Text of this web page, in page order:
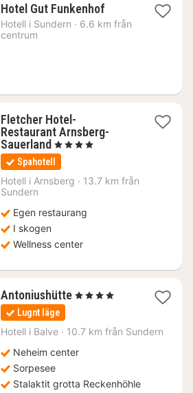
Hotel Gut Funkenhof1
natt
Hotell i Sundern · 6.6 km från
centrum
Fletcher Hotel-
Restaurant Arnsberg-
Sauerland 1
natt
från
1108
, 4 Stjärnor
Spahotell
Hotell i Arnsberg · 13.7 km från
Sundern
Egen restaurang
I skogen
Wellness center
Antoniushütte1
1568
, 4 Stjärnor
Lugnt läge
Hotell i Balve · 10.7 km från Sundern
Neheim center
Sorpesee
Stalaktit grotta Reckenhöhle